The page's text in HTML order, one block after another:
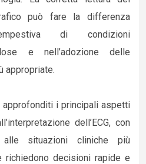
può fare la differenza
di condizioni
e nell’adozione delle
appropriate.
approfonditi i principali aspetti
dell’ECG, con
alle situazioni cliniche più
decisioni rapide e